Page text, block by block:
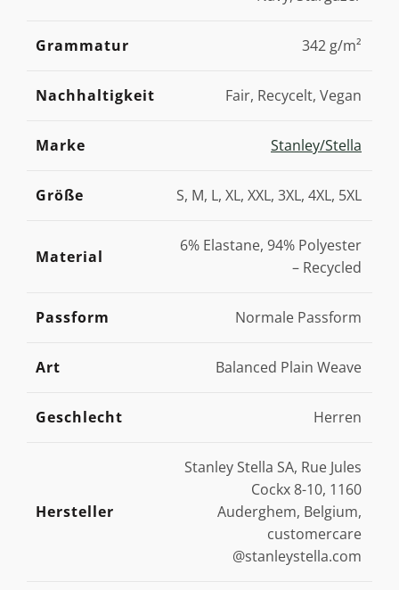
Grammatur 342 g/m²
Nachhaltigkeit Fair, Recycelt, Vegan
Marke Stanley/Stella
Größe S, M, L, XL, XXL, 3XL, 4XL, 5XL
Material
6% Elastane, 94% Polyester
– Recycled
Passform Normale Passform
Art Balanced Plain Weave
Geschlecht Herren
Hersteller
Stanley Stella SA, Rue Jules
Cockx 8-10, 1160
Auderghem, Belgium,
customercare
@stanleystella.com